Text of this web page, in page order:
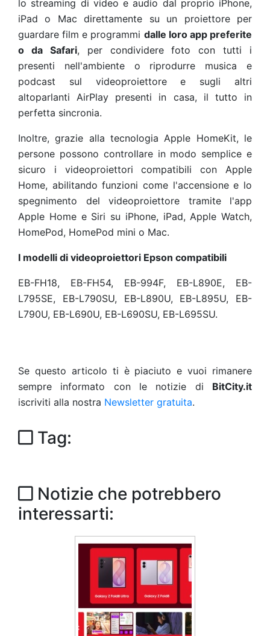
lo streaming di video e audio dal proprio iPhone,
iPad o Mac direttamente su un proiettore per
guardare film e programmi dalle loro app preferite
o da Safari, per condividere foto con tutti i
presenti nell'ambiente o riprodurre musica e
podcast sul videoproiettore e sugli altri
altoparlanti AirPlay presenti in casa, il tutto in
perfetta sincronia.
Inoltre, grazie alla tecnologia Apple HomeKit, le
persone possono controllare in modo semplice e
sicuro i videoproiettori compatibili con Apple
Home, abilitando funzioni come l'accensione e lo
spegnimento del videoproiettore tramite l'app
Apple Home e Siri su iPhone, iPad, Apple Watch,
HomePod, HomePod mini o Mac.
I modelli di videoproiettori Epson compatibili
EB-FH18, EB-FH54, EB-994F, EB-L890E, EB-
L795SE, EB-L790SU, EB-L890U, EB-L895U, EB-
L790U, EB-L690U, EB-L690SU, EB-L695SU.
Se questo articolo ti è piaciuto e vuoi rimanere
sempre informato con le notizie di BitCity.it
iscriviti alla nostra Newsletter gratuita.
Tag:
Notizie che potrebbero
interessarti: